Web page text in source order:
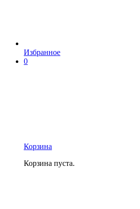
Избранное
0
Корзина
Корзина пуста.